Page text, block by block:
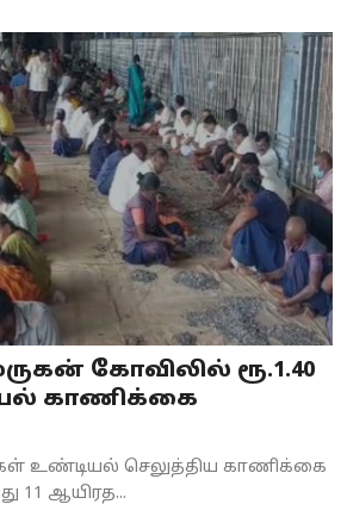
கோவிலில் ரூ.1.40
காணிக்கை
உண்டியல் செலுத்திய காணிக்கை
11 ஆயிரத...